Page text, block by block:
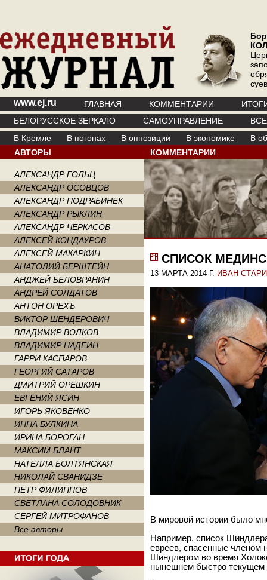
www.ej.ru ГЛАВНАЯ КОММЕНТАРИИ
БЕЛОРУССКОЕ ЗЕРКАЛО
САМОУПРАВЛЕНИЕ
В Кремле
В погонах В оппозиции В экономике
В
АВТОРЫ
АЛЕКСАНДР ГОЛЬЦ
АЛЕКСАНДР ОСОВЦОВ
АЛЕКСАНДР ПОДРАБИНЕК
АЛЕКСАНДР РЫКЛИН
АЛЕКСАНДР ЧЕРКАСОВ
АЛЕКСЕЙ КОНДАУРОВ
АЛЕКСЕЙ МАКАРКИН
АНАТОЛИЙ БЕРШТЕЙН
АНДЖЕЙ БЕЛОВРАНИН
АНДРЕЙ СОЛДАТОВ
АНТОН ОРЕХЪ
ВИКТОР ШЕНДЕРОВИЧ
ВЛАДИМИР ВОЛКОВ
ВЛАДИМИР НАДЕИН
ГАРРИ КАСПАРОВ
ГЕОРГИЙ САТАРОВ
ДМИТРИЙ ОРЕШКИН
ЕВГЕНИЙ ЯСИН
ИГОРЬ ЯКОВЕНКО
ИННА БУЛКИНА
ИРИНА БОРОГАН
МАКСИМ БЛАНТ
НАТЕЛЛА БОЛТЯНСКАЯ
НИКОЛАЙ СВАНИДЗЕ
ПЕТР ФИЛИППОВ
СВЕТЛАНА СОЛОДОВНИК
СЕРГЕЙ МИТРОФАНОВ
Все авторы
КОММЕНТАРИИ
СПИСОК
13 МАРТА 2014 Г. ИВАН
В мировой истории было
Например, список
евреев, спасенные членом
Шиндлером во время
нынешнем быстро текущем